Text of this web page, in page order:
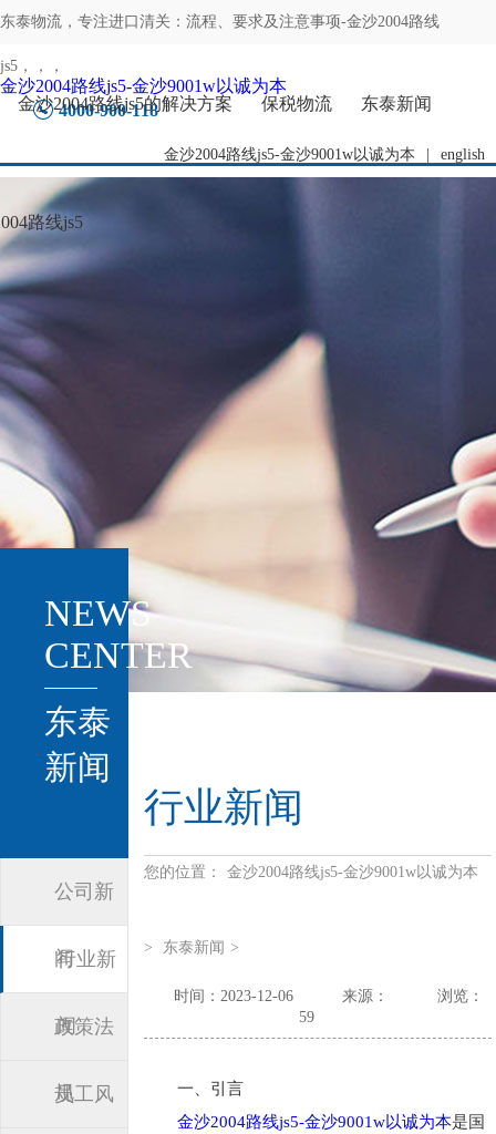
东泰物流，专注进口清关：流程、要求及注意事项-金沙2004路线
js5 ，，，
4000-900-118
金沙2004路线js5-金沙9001w以诚为本 english
金沙2004路线js5-金沙9001w以诚为本
金沙2004路线js5的解决方案
保税物流 东泰新闻
路线js5
NEWS
CENTER
东泰
新闻
公司新
闻
行业新
闻
政策法
规
员工风
行业新闻
您的位置： 金沙2004路线js5-金沙9001w以诚为本
> 东泰新闻 >
时间：2023-12-06 来源：
浏览：
59
一、引言
金沙2004路线js5-金沙9001w以诚为本是国